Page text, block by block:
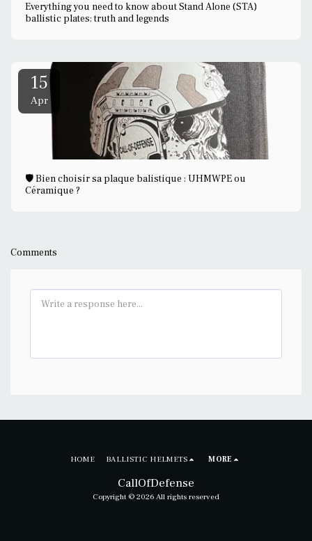
Everything you need to know about Stand Alone (STA)
ballistic plates: truth and legends
15
Apr
🛡️ Bien choisir sa plaque balistique : UHMWPE ou
Céramique ?
Comments
CallOfDefense
Copyright © 2026 All rights reserved
HOME BALLISTIC HELMETS MORE